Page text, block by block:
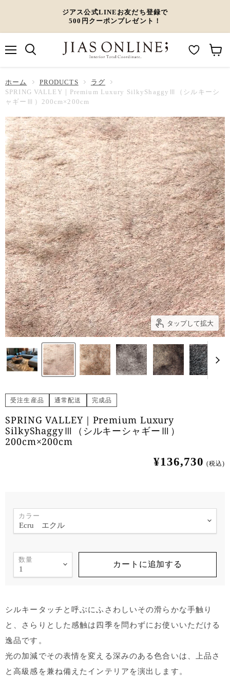
ジアス公式LINEお友だち登録で
500円クーポンプレゼント！
ー
W
s
h
l
i
s
t
ト
見
る
ホーム PRODUCTS
ラグ
SPRING VALLEY｜Premium Luxury SilkyShaggyⅢ（シルキーシ
ャギーⅢ）200cm×200cm
タップして拡大
受注生産品 通常配送 完成品
SPRING VALLEY｜Premium Luxury
SilkyShaggyⅢ（シルキーシャギーⅢ）
200cm×200cm
¥136,730 (税込)
カラー
数量 カートに追加する
シルキータッチと呼ぶにふさわしいその滑らかな手触り
と、さらりとした感触は四季を問わずにお使いいただける
逸品です。
光の加減でその表情を変える深みのある色合いは、上品さ
と高級感を兼ね備えたインテリアを演出します。